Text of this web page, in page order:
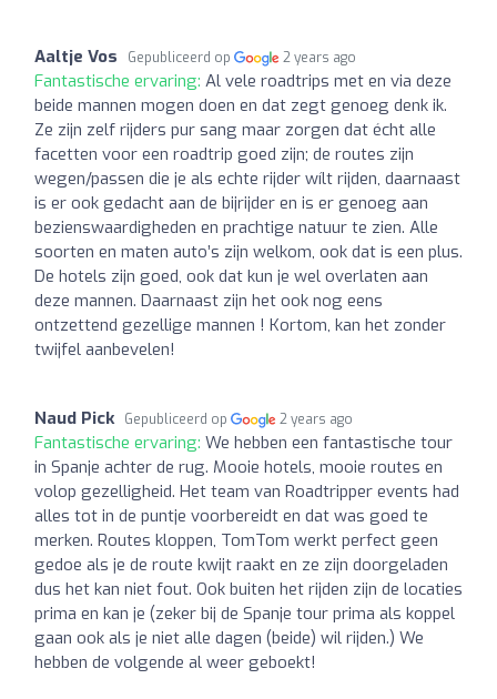
Aaltje Vos Gepubliceerd op 2 years ago
Fantastische ervaring: Al vele roadtrips met en via deze
beide mannen mogen doen en dat zegt genoeg denk ik.
Ze zijn zelf rijders pur sang maar zorgen dat écht alle
facetten voor een roadtrip goed zijn; de routes zijn
wegen/passen die je als echte rijder wílt rijden, daarnaast
is er ook gedacht aan de bijrijder en is er genoeg aan
bezienswaardigheden en prachtige natuur te zien. Alle
soorten en maten auto’s zijn welkom, ook dat is een plus.
De hotels zijn goed, ook dat kun je wel overlaten aan
deze mannen. Daarnaast zijn het ook nog eens
ontzettend gezellige mannen ! Kortom, kan het zonder
twijfel aanbevelen!
Naud Pick Gepubliceerd op 2 years ago
Fantastische ervaring: We hebben een fantastische tour
in Spanje achter de rug. Mooie hotels, mooie routes en
volop gezelligheid. Het team van Roadtripper events had
alles tot in de puntje voorbereidt en dat was goed te
merken. Routes kloppen, TomTom werkt perfect geen
gedoe als je de route kwijt raakt en ze zijn doorgeladen
dus het kan niet fout. Ook buiten het rijden zijn de locaties
prima en kan je (zeker bij de Spanje tour prima als koppel
gaan ook als je niet alle dagen (beide) wil rijden.) We
hebben de volgende al weer geboekt!